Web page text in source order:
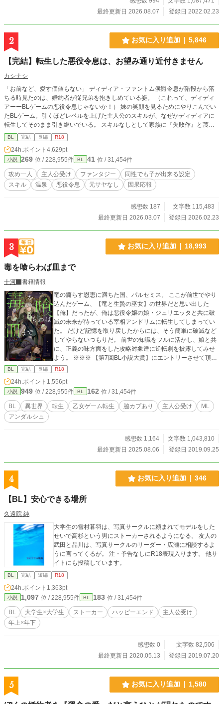
最終更新日 2026.08.07
登録日 2022.02.23
2 お気に入り追加 5,846
【完結】転生した悪役令息は、お望み通り近付きません
カシナシ
「お前など、愛す価値もない」 ディディア・ファントム侯爵令息が階段から落
ちる時見たのは、婚約者が従兄弟を抱きしめている姿。 （これって、ディディ
アーーBLゲームの悪役令息じゃないか！） 妹の笑顔を見るためにやりこんでい
たBLゲーム。引くほどレベルを上げた主人公のスキルが、なぜかディディアに
転生してそのまま引き継いでいる。 スキルなしとして家族に『失敗作』と蔑ま
れていたのは、そのスキルのレベルが高すぎたかららしい。 スキルと自分を取
り戻したディディアは、婚約者を追いかけまわすのを辞め、自立に向けて淡々と
準備をする。 もちろん元婚約者と従兄弟には近付かないので、絡んでこないで
いただけます？ 十万文字程度。 3/7 完結しました！ ※主人公：マイペース美人
受け ※女性向けHOTランキング1位、ありがとうございました。完結までの12
日間に渡り、ほとんど2〜5位と食い込めた作品となりました！あああありがと
うございます……！｡ﾟ(ﾟ´Д`ﾟ)ﾟ｡ たくさんの閲覧、イイね、エール、感想は、作
BL 完結 長編 R18
24h.ポイント 4,629pt
小説 269 位 / 228,955件 BL 41 位 / 31,454件
攻め一人 主人公受け ファンタジー
同性でも子が出来る設定
スキル
温泉 悪役令息 元サヤなし 因果応報
感想数 187
文字数 115,483
最終更新日 2026.03.07
登録日 2026.02.23
3 お気に入り追加 18,993
毒を喰らわば皿まで
十河
書籍情報
竜の齎らす恩恵に満ちた国、パルセミス。 ここが前世でやり
込んだゲーム、【竜と生贄の巫女】の世界だと思い出した
【俺】だったが、俺は悪役令嬢の娘・ジュリエッタと共に破
滅の未来が待っている宰相アンドリムに転生してしまってい
た。 だけど記憶を取り戻したからには、そう簡単に破滅など
してやらないつもりだ。 前世の知識をフルに活かし、娘と共
に、正義の味方面をした攻略対象達に逆転劇を披露してみせ
よう。 ※※※ 【第7回BL小説大賞】にエントリーさせて頂き
ました。 宜しくお願い致します(*´꒳`*) ※※※ 小説家になろう
サイト様※ムーンライトノベル※でも公開をしております。
また、主人公相手ではないですがNLカプも登場してきます。
BL 完結 長編 R18
24h.ポイント 1,556pt
小説 949 位 / 228,955件 BL 162 位 / 31,454件
BL 異世界 転生 乙女ゲーム転生 脇カプあり 主人公受け
ML
アンダルシュ
感想数 1,164
文字数 1,043,810
最終更新日 2025.08.06
登録日 2019.09.25
4 お気に入り追加 346
【BL】安心できる場所
久遠院 純
大学生の雪村暮羽は、写真サークルに頼まれてモデルをした
せいで高杉という男にストーカーされるようになる。 友人の
武田と品川は、写真サークルのリーダー・広瀬に相談するよ
うに言ってくるが。 注・予告なしにR18表現入ります。 他サ
イトにも投稿しています。
BL 完結 短編 R18
24h.ポイント 1,363pt
小説 1,097 位 / 228,955件 BL 183 位 / 31,454件
BL 大学生×大学生 ストーカー ハッピーエンド
主人公受け
年上×年下
感想数 0
文字数 82,506
最終更新日 2020.05.13
登録日 2019.07.20
5 お気に入り追加 1,580